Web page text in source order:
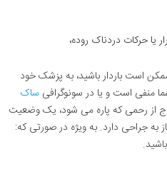
یا حرکات دردناک روده،
است باردار باشید، به پزشک خود
منفی است و یا در سونوگرافی ساک
از رحمی که پاره می شود، یک وضعیت
به جراحی دارد. به ویژه در صورتی که: